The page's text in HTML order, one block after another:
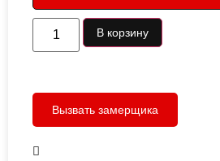
В корзину
Вызвать замерщика